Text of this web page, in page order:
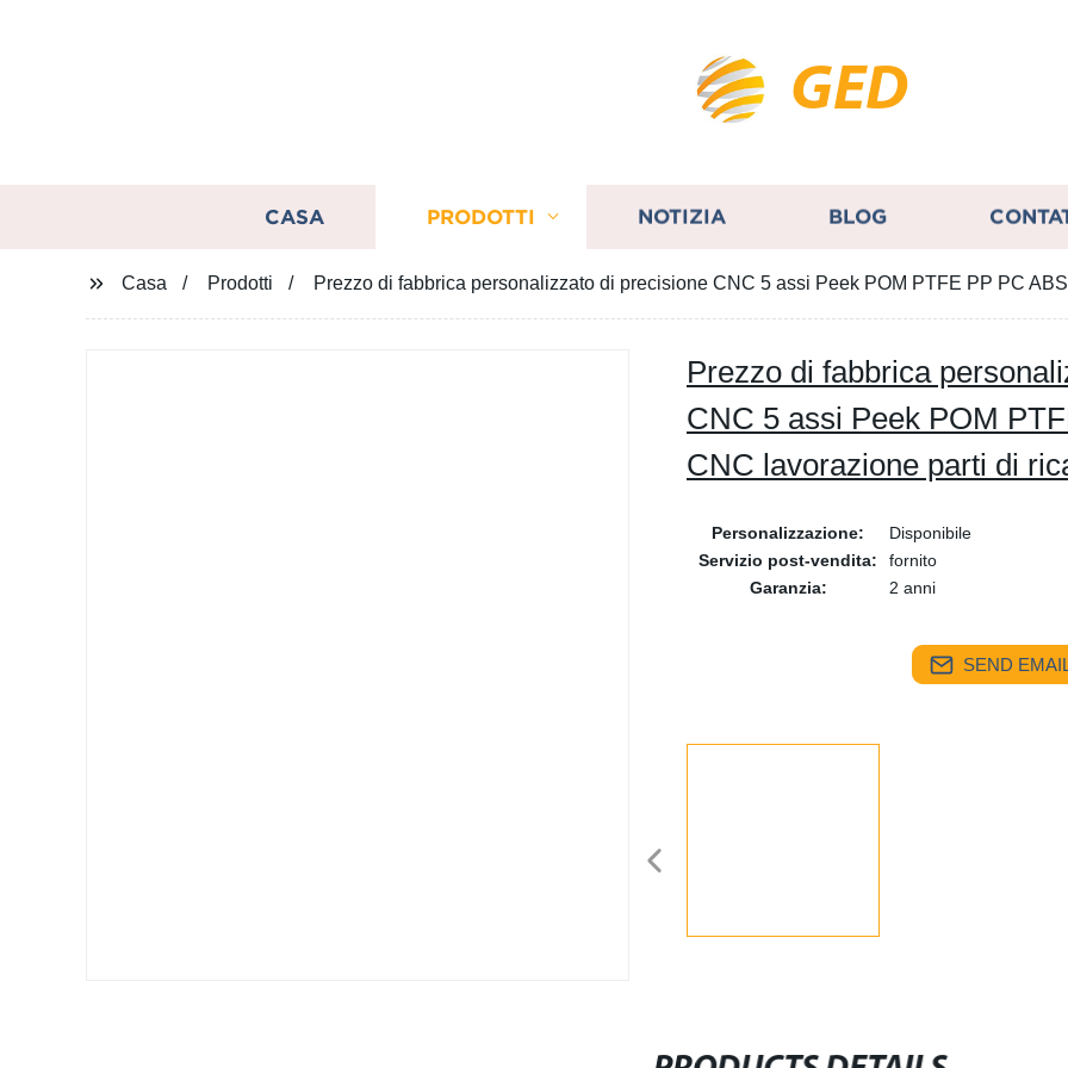
GED
CASA PRODOTTI NOTIZIA BLOG
Casa Prodotti Prezzo di fabbrica personalizzato di precisione CNC 5 assi Peek POM PTFE PP PC
Prezzo di fabbrica
CNC 5 assi Peek POM
CNC lavorazione parti di
Personalizzazione:
Disponibile
Servizio post-vendita:
fornito
Garanzia:
2 anni
SEND